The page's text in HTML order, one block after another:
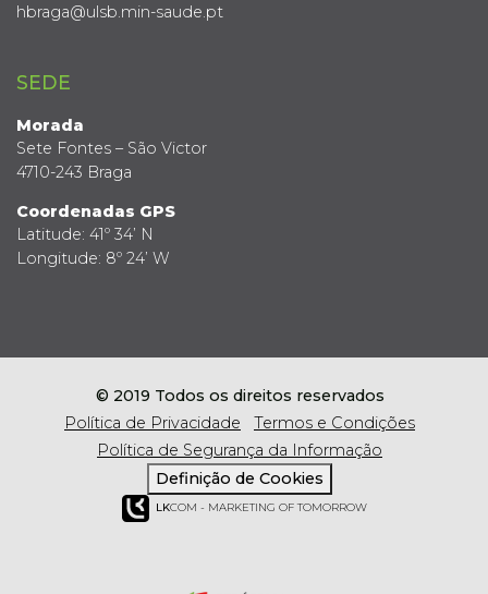
hbraga@ulsb.min-saude.pt
SEDE
Morada
Sete Fontes – São Victor
4710-243 Braga
Coordenadas GPS
Latitude: 41º 34’ N
Longitude: 8º 24’ W
© 2019 Todos os direitos reservados
Política de Privacidade
Termos e Condições
Política de Segurança da Informação
Definição de Cookies
LKCOM - MARKETING OF TOMORROW